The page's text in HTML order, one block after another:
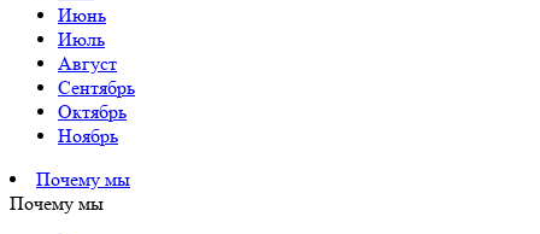
Июнь
Июль
Август
Сентябрь
Октябрь
Ноябрь
Почему мы
Почему мы